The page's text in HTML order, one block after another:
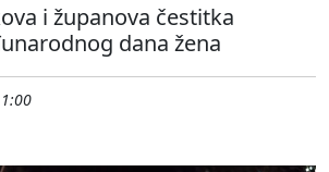
i županova čestitka
dana žena